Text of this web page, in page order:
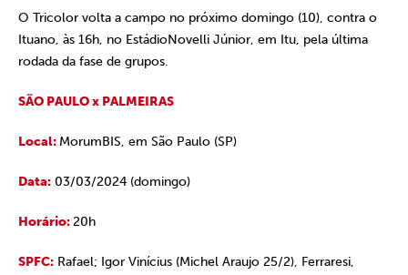
O Tricolor volta a campo no próximo domingo (10), contra o
Ituano, às 16h, no EstádioNovelli Júnior, em Itu, pela última
rodada da fase de grupos.
SÃO PAULO x PALMEIRAS
Local: MorumBIS, em São Paulo (SP)
Data: 03/03/2024 (domingo)
Horário:20h
SPFC: Rafael; Igor Vinícius (Michel Araujo 25/2), Ferraresi,